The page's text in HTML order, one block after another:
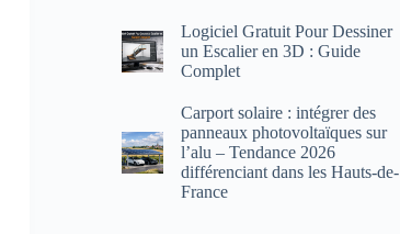
Logiciel Gratuit Pour Dessiner
un Escalier en 3D : Guide
Complet
Carport solaire : intégrer des
panneaux photovoltaïques sur
l’alu – Tendance 2026
différenciant dans les Hauts-de-
France